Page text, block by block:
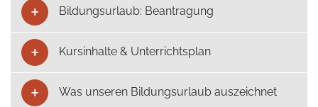
Bildungsurlaub: Beantragung
Kursinhalte & Unterrichtsplan
Was unseren Bildungsurlaub auszeichnet